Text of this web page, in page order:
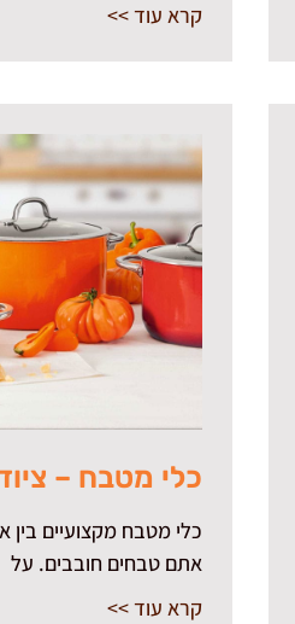
קרא עוד >>
כלי מטבח –
כלי מטבח מקצועיים בין
אתם טבחים חובבים. על
קרא עוד >>